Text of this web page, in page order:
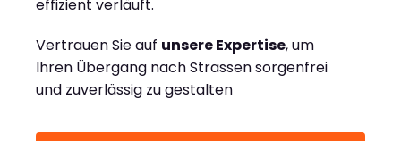
effizient verläuft.
Vertrauen Sie auf unsere Expertise, um
Ihren Übergang nach Strassen sorgenfrei
und zuverlässig zu gestalten